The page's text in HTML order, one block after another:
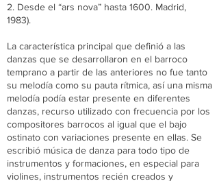
2. Desde el “ars nova” hasta 1600. Madrid,
1983).
La característica principal que definió a las
danzas que se desarrollaron en el barroco
temprano a partir de las anteriores no fue tanto
su melodía como su pauta rítmica, así una misma
melodía podía estar presente en diferentes
danzas, recurso utilizado con frecuencia por los
compositores barrocos al igual que el bajo
ostinato con variaciones presente en ellas. Se
escribió música de danza para todo tipo de
instrumentos y formaciones, en especial para
violines, instrumentos recién creados y